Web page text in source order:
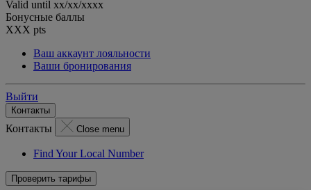
Valid until xx/xx/xxxx
Бонусные баллы
XXX pts
Ваш аккаунт лояльности
Ваши бронирования
Выйти
Контакты
Контакты Close menu
Find Your Local Number
Проверить тарифы